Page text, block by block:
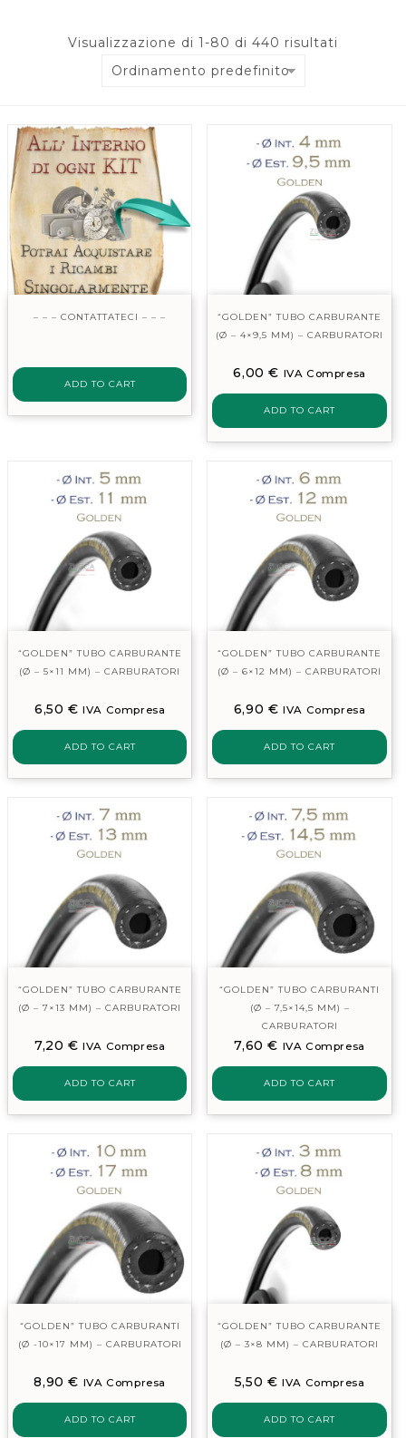
Visualizzazione di 1-80 di 440 risultati
Ordinamento predefinito
– – – CONTATTATECI – – –
ADD TO CART
“GOLDEN” TUBO CARBURANTE
(Ø – 4×9,5 MM) – CARBURATORI
6,00€ IVA Compresa
ADD TO CART
“GOLDEN” TUBO CARBURANTE
(Ø – 5×11 MM) – CARBURATORI
6,50 € IVA Compresa
ADD TO CART
“GOLDEN” TUBO CARBURANTE
(Ø – 6×12 MM) – CARBURATORI
6,90 € IVA Compresa
ADD TO CART
“GOLDEN” TUBO CARBURANTE
(Ø – 7×13 MM) – CARBURATORI
7,20 € IVA Compresa
ADD TO CART
“GOLDEN” TUBO CARBURANTI
(Ø – 7,5×14,5 MM) –
CARBURATORI
7,60€ IVA Compresa
ADD TO CART
“GOLDEN” TUBO CARBURANTI
(Ø -10×17 MM) – CARBURATORI
8,90€ IVA Compresa
ADD TO CART
“GOLDEN” TUBO CARBURANTE
(Ø – 3×8 MM) – CARBURATORI
5,50 € IVA Compresa
ADD TO CART